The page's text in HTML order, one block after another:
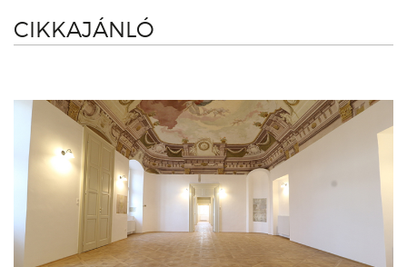
CIKKAJÁNLÓ